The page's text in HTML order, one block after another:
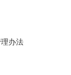
办法